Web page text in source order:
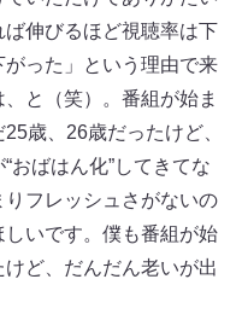
伸びるほど視聴率は下
った」という理由で来
と（笑）。番組が始ま
歳、26歳だったけど、
おばはん化”してきてな
フレッシュさがないの
いです。僕も番組が始
ど、だんだん老いが出